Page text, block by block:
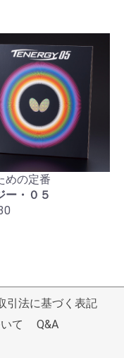
めの定番
ー・０５
引法に基づく表記
て Q&A